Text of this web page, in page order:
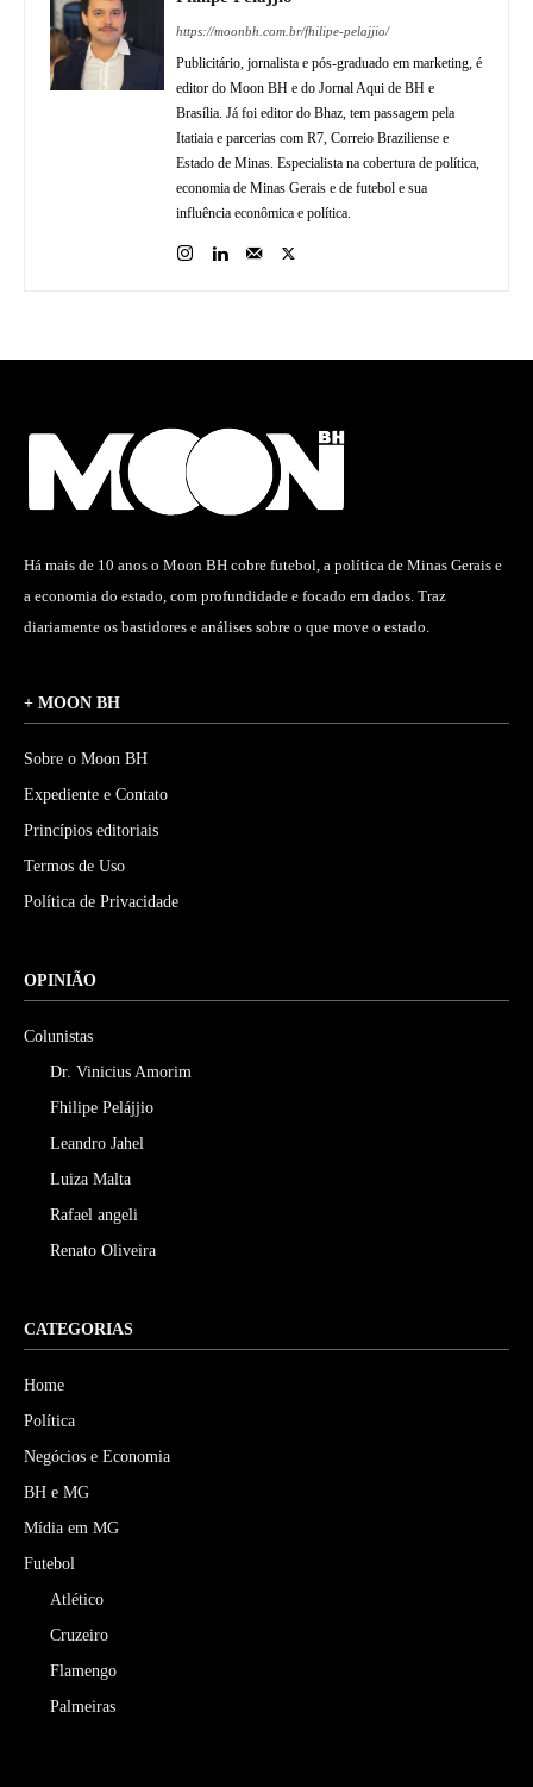
https://moonbh.com.br/fhilipe-pelajjio/
Publicitário, jornalista e pós-graduado em marketing, é
editor do Moon BH e do Jornal Aqui de BH e
Brasília. Já foi editor do Bhaz, tem passagem pela
Itatiaia e parcerias com R7, Correio Braziliense e
Estado de Minas. Especialista na cobertura de política,
economia de Minas Gerais e de futebol e sua
influência econômica e política.
Há mais de 10 anos o Moon BH cobre futebol, a política de Minas Gerais e
a economia do estado, com profundidade e focado em dados. Traz
diariamente os bastidores e análises sobre o que move o estado.
+ MOON BH
Sobre o Moon BH
Expediente e Contato
Princípios editoriais
Termos de Uso
Política de Privacidade
OPINIÃO
Colunistas
Dr. Vinicius Amorim
Fhilipe Pelájjio
Leandro Jahel
Luiza Malta
Rafael angeli
Renato Oliveira
CATEGORIAS
Home
Política
Negócios e Economia
BH e MG
Mídia em MG
Futebol
Atlético
Cruzeiro
Flamengo
Palmeiras